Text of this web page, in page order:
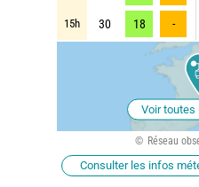
15h 30 18 -
Voir toutes
Réseau
Consulter les infos